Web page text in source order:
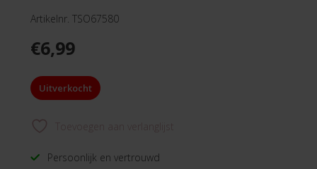
Artikelnr. TSO67580
€6,99
Uitverkocht
Persoonlijk en vertrouwd